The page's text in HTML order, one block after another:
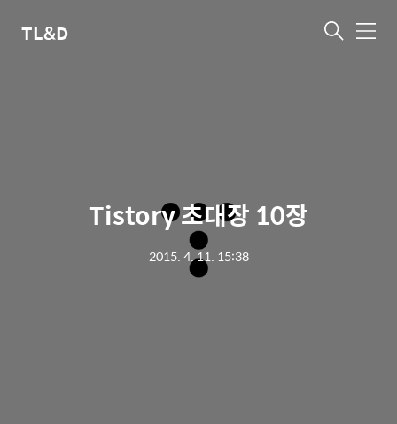
TL&D 메
Tistory 초대장 10장
2015. 4. 11. 15:38